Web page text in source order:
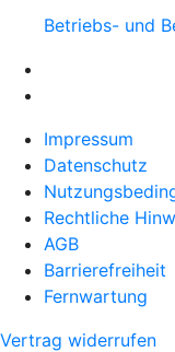
Betriebs- und
Impressum
Datenschutz
Rechtliche
AGB
Barrierefreiheit
Fernwartung
Vertrag widerrufen